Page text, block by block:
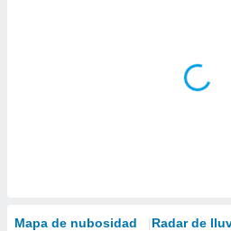
Mapa de nubosidad Radar de